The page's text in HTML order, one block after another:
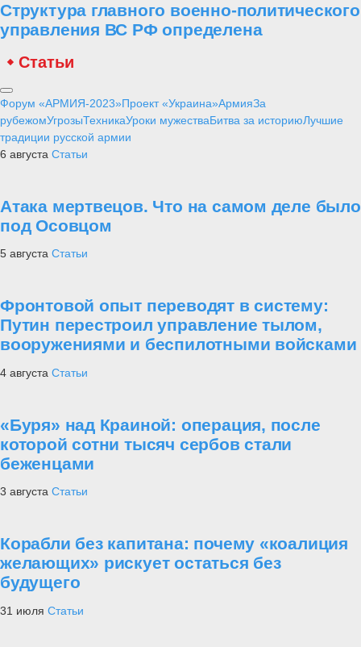
Структура главного военно-политического
управления ВС РФ определена
Статьи
Форум «АРМИЯ-2023»Проект «Украина»АрмияЗа
рубежомУгрозыТехникаУроки мужестваБитва за историюЛучшие
традиции русской армии
6 августа Статьи
Атака мертвецов. Что на самом деле было
под Осовцом
5 августа Статьи
Фронтовой опыт переводят в систему:
Путин перестроил управление тылом,
вооружениями и беспилотными войсками
4 августа Статьи
«Буря» над Краиной: операция, после
которой сотни тысяч сербов стали
беженцами
3 августа Статьи
Корабли без капитана: почему «коалиция
желающих» рискует остаться без
будущего
31 июля Статьи